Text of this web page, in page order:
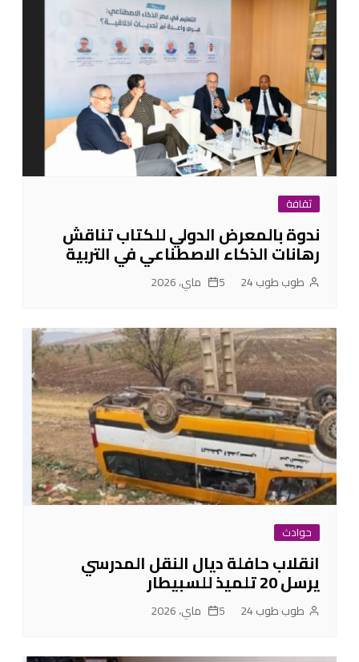
ثقافة
ندوة بالمعرض الدولي للكتاب تناقش
رهانات الذكاء الاصطناعي في التربية
طوب طوب 24 5 ماي، 2026
حوادث
انقلاب حافلة ديال النقل المدرسي
يرسل 20 تلميذ للسبيطار
طوب طوب 24 5 ماي، 2026